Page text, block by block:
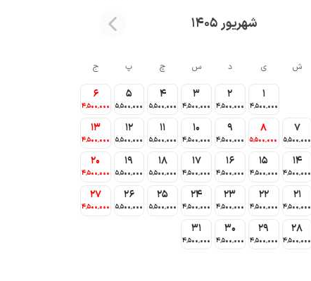
شهریور 1405
ش ی د س چ پ ج
1
4٬500٬000
2
4٬500٬000
3
4٬500٬000
4
5٬500٬000
5
5٬500٬000
6
4٬500٬000
7
5٬500٬000
8
5٬500٬000
9
4٬500٬000
10
4٬500٬000
11
5٬500٬000
12
5٬500٬000
13
4٬500٬000
14
4٬500٬000
15
4٬500٬000
16
4٬500٬000
17
4٬500٬000
18
5٬500٬000
19
5٬500٬000
20
4٬500٬000
21
4٬500٬000
22
4٬500٬000
23
4٬500٬000
24
4٬500٬000
25
5٬500٬000
26
5٬500٬000
27
4٬500٬000
28
4٬500٬000
29
4٬500٬000
30
4٬500٬000
31
4٬500٬000